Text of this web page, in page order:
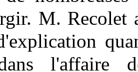
M. Recolet
l'affaire